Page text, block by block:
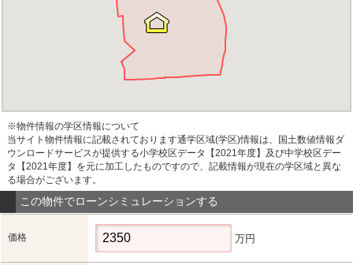
※物件情報の学区情報について
当サイト物件情報に記載されております通学区域(学区)情報は、国土数値情報ダ
ウンロードサービスが提供する小学校区データ【2021年度】及び中学校区デー
タ【2021年度】を元に加工したものですので、記載情報が現在の学区域と異な
る場合がございます。
この物件でローンシミュレーションする
価格 万円